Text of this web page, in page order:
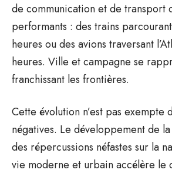
de communication et de transport
performants : des trains
heures ou des avions traversant
heures. Ville et campagne se
franchissant les frontières.
Cette évolution n’est pas exempte
négatives. Le développement de
des répercussions néfastes sur la
vie moderne et urbain accélère le